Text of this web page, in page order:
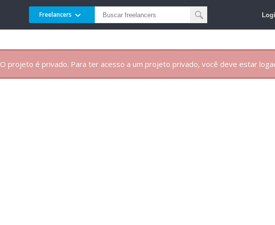
Freelancers
O projeto é privado. Para ter acesso a um projeto privado, você deve estar